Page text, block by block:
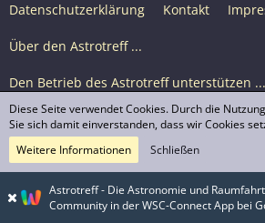
Datenschutzerklärung Kontakt
Über den Astrotreff ...
Den Betrieb des Astrotreff unterstützen ...
Nutzungsbedingungen
© Astrotreff 2001-2026,
sofern für einzelne Inhalte nicht
Astrotreff - Die Astronomie und Raumfahrt
Community in der WSC-Connect App bei
Diese Seite verwendet Cookies. Durch die
Sie sich damit einverstanden, dass wir Cookies
Weitere Informationen
Schließen